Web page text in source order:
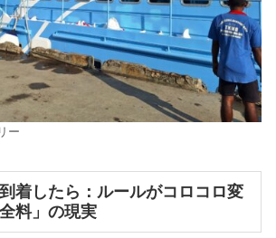
ー
着したら：ルールがコロコロ変
料」の現実